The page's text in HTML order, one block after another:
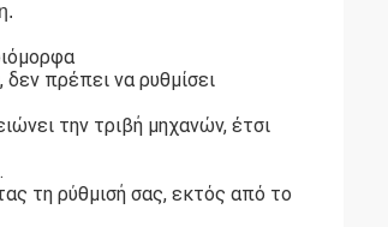
πρέπει να ρυθμίσει
την τριβή μηχανών, έτσι
τη ρύθμισή σας, εκτός από το